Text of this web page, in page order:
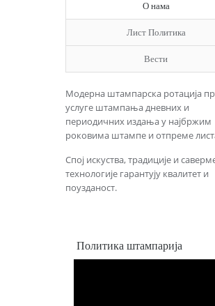
О нама
Лист Политика
Вести
Модерна штампарска ротација
услуге штампања дневних и
периодичних издања у најбржим
роковима штампе и отпреме
Спој искуства, традиције и
технологије гарантују квалитет и
поузданост.
Политика штампарија